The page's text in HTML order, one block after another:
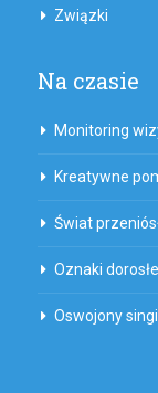
Związki
Na czasie
Monitoring
Kreatywne
Świat
Oznaki
Oswojony